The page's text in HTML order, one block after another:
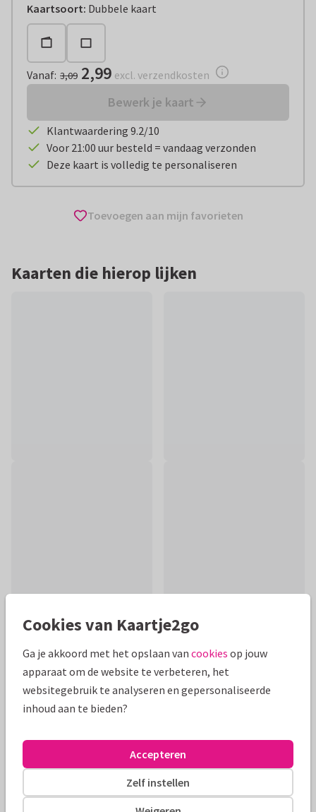
Kaartsoort: Dubbele kaart
Vanaf:€ 2,99 excl. verzendkosten
Vanaf: 3,09 2,99 excl. verzendkosten
Bewerk je kaart
Klantwaardering 9.2/10
Voor 21:00 uur besteld = vandaag verzonden
Deze kaart is volledig te personaliseren
Toevoegen aan mijn favorieten
Kaarten die hierop lijken
Productinformatie
Prachtig geillustreerde kaart van een bruid en bruidegom op
een hippe bakfiets, teksten makkelijk te te voegen in kaart!
Alle kaarten zijn helemaal naar wens aan te passen
Anet van de Vorst
Cookies van Kaartje2go
Ga je akkoord met het opslaan van cookies op jouw
apparaat om de website te verbeteren, het
websitegebruik te analyseren en gepersonaliseerde
inhoud aan te bieden?
Zelf instellen
Accepteren